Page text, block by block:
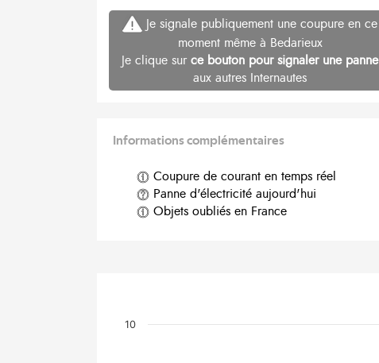
Je signale publiquement une coupure en ce
moment même à Bedarieux
Je clique sur ce bouton pour signaler une panne
aux autres Internautes
Informations complémentaires
Coupure de courant en temps réel
Panne d'électricité aujourd'hui
Objets oubliés en France
10